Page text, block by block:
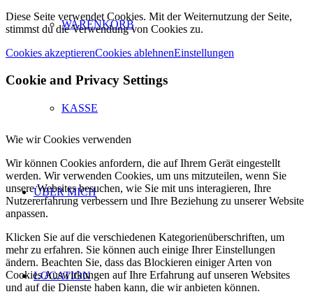
WARENKORB
KASSE
ÜBER MICH
LOCATION
Diese Seite verwendet Cookies. Mit der Weiternutzung der Seite,
stimmst du die Verwendung von Cookies zu.
Cookies akzeptierenCookies ablehnenEinstellungen
Cookie and Privacy Settings
Wie wir Cookies verwenden
Wir können Cookies anfordern, die auf Ihrem Gerät eingestellt
werden. Wir verwenden Cookies, um uns mitzuteilen, wenn Sie
unsere Websites besuchen, wie Sie mit uns interagieren, Ihre
Nutzererfahrung verbessern und Ihre Beziehung zu unserer Website
anpassen.
Klicken Sie auf die verschiedenen Kategorienüberschriften, um
mehr zu erfahren. Sie können auch einige Ihrer Einstellungen
ändern. Beachten Sie, dass das Blockieren einiger Arten von
Cookies Auswirkungen auf Ihre Erfahrung auf unseren Websites
und auf die Dienste haben kann, die wir anbieten können.